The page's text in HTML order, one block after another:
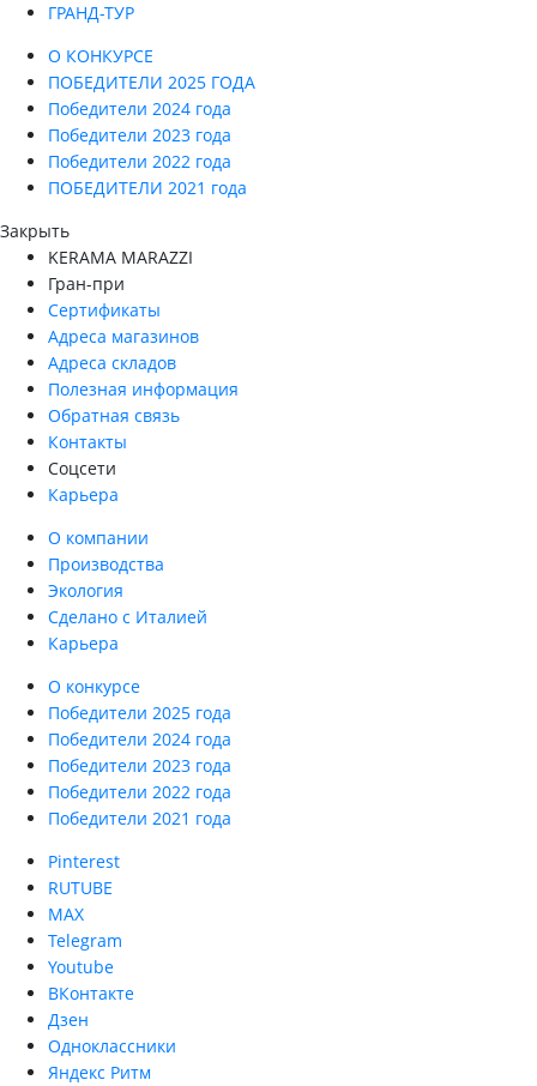
ГРАНД-ТУР
О КОНКУРСЕ
ПОБЕДИТЕЛИ 2025 ГОДА
Победители 2024 года
Победители 2023 года
Победители 2022 года
ПОБЕДИТЕЛИ 2021 года
Закрыть
KERAMA MARAZZI
Гран-при
Сертификаты
Адреса магазинов
Адреса складов
Полезная информация
Обратная связь
Контакты
Соцсети
Карьера
О компании
Производства
Экология
Сделано с Италией
Карьера
О конкурсе
Победители 2025 года
Победители 2024 года
Победители 2023 года
Победители 2022 года
Победители 2021 года
Pinterest
RUTUBE
MAX
Telegram
Youtube
ВКонтакте
Дзен
Одноклассники
Яндекс Ритм